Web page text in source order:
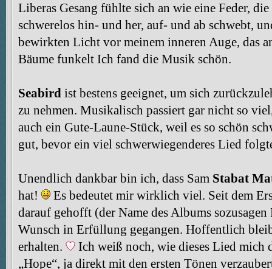
Liberas Gesang fühlte sich an wie eine Feder,
schwerelos hin- und her, auf- und ab schwebt,
bewirkten Licht vor meinem inneren Auge, das
Bäume funkelt Ich fand die Musik schön.
Seabird ist bestens geeignet, um sich
zu nehmen. Musikalisch passiert gar nicht so
auch ein Gute-Laune-Stück, weil es so schön
gut, bevor ein viel schwerwiegenderes Lied
Unendlich dankbar bin ich, dass Sam Stabat
hat!
Es bedeutet mir wirklich viel. Seit dem
darauf gehofft (der Name des Albums
Wunsch in Erfüllung gegangen. Hoffentlich
erhalten.
Ich weiß noch, wie dieses Lied mich
„Hope“, ja direkt mit den ersten Tönen